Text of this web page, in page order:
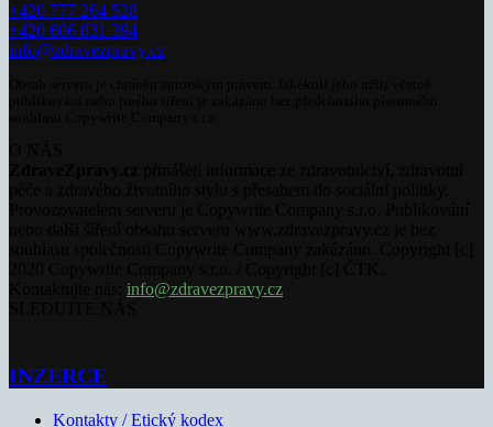
+420 777 264 528
+420 606 831 394
info@zdravezpravy.cz
info@zdravezpravy.cz
INZERCE
Kontakty / Etický kodex